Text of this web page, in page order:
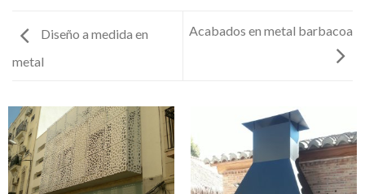
Diseño a medida en
metal
Acabados en metal barbacoa